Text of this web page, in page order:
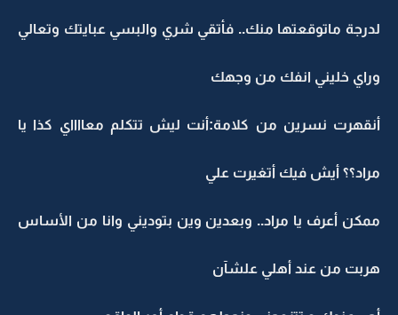
لدرجة ماتوقعتها منك.. فأتقي شري والبسي عبايتك وتعالي
وراي خليني انفك من وجهك
أنقهرت نسرين من كلامة:أنت ليش تتكلم معااااي كذا يا
مراد؟؟ أيش فيك أتغيرت علي
ممكن أعرف يا مراد.. وبعدين وين بتوديني وانا من الأساس
هربت من عند أهلي علشآن